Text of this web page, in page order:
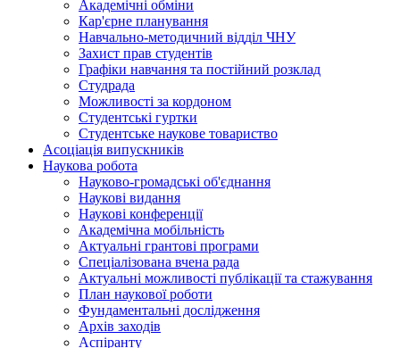
Академічні обміни
Кар'єрне планування
Навчально-методичний відділ ЧНУ
Захист прав студентів
Графіки навчання та постійний розклад
Студрада
Можливості за кордоном
Студентські гуртки
Студентське наукове товариство
Асоціація випускників
Наукова робота
Науково-громадські об'єднання
Наукові видання
Наукові конференції
Академічна мобільність
Актуальні грантові програми
Спеціалізована вчена рада
Актуальні можливості публікації та стажування
План наукової роботи
Фундаментальні дослідження
Архів заходів
Аспіранту